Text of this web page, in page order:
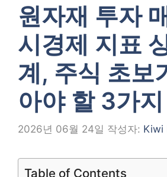
원자재 투자
시경제 지표
계, 주식 초보
아야 할 3가
2026년 06월 24일 작성자: Kiwi
Table of Contents